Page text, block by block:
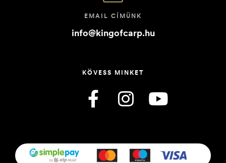
EMAIL CÍMÜNK
info@kingofcarp.hu
KÖVESS MINKET